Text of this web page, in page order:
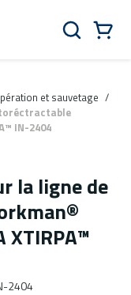
Rechercher
et sauvetage /
IN-2404
la ligne de
XTIRPA™
2404